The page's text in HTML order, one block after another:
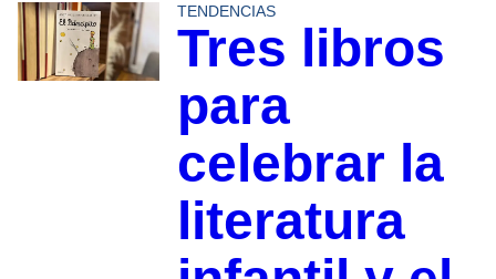
TENDENCIAS
Tres libros
para
celebrar la
literatura